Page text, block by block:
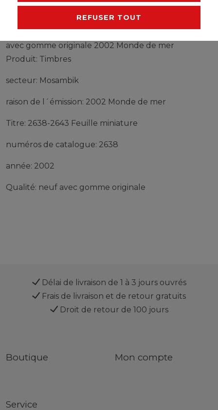
Timbres Mosambik 2638-2643 Feuille miniature neuf
avec gomme originale 2002 Monde de mer
Produit: Timbres
secteur: Mosambik
raison de l´émission: 2002 Monde de mer
Titre: 2638-2643 Feuille miniature
numéros de catalogue: 2638
année: 2002
Qualité: neuf avec gomme originale
Délai de livraison de 1 à 3 jours ouvrés
Frais de livraison et de retour gratuits
Droit de retour de 100 jours
Boutique Mon compte
Service
REFUSER TOUT